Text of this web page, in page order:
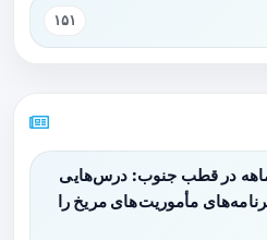
۱۵۱
۱۰ ماهه در قطب جنوب: درس‌هایی
مأموریت‌های مریخ را